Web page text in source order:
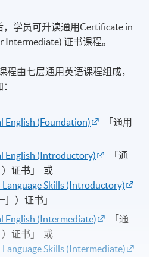
学员可升读通用Certificate in
Intermediate) 证书课程。
程由七层通用英语课程组成，
English (Foundation)
「通用
English (Introductory)
「通
证书」 或
Skills (Introductory)
）证书」
English (Intermediate)
「通
证书」 或
Skills (Intermediate)